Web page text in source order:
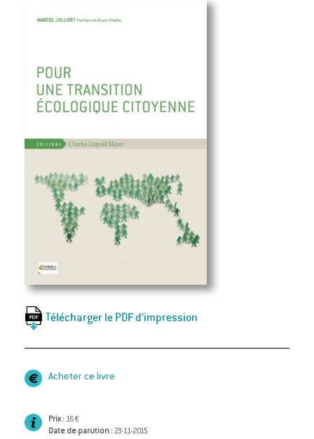
Télécharger le PDF d’impression
Acheter ce livre
Prix : 16 €
Date de parution : 23-11-2015